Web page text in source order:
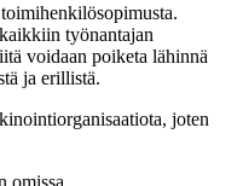
työnantajan
voidaan poiketa lähinnä
ja erillistä.
joten
omissa